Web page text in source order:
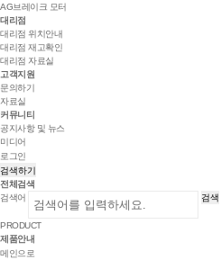
AG브레이크 모터
대리점
대리점 위치안내
대리점 재고확인
대리점 자료실
고객지원
문의하기
자료실
커뮤니티
공지사항 및 뉴스
미디어
로그인
검색하기
전체검색
검색어
검색
PRODUCT
제품안내
메인으로